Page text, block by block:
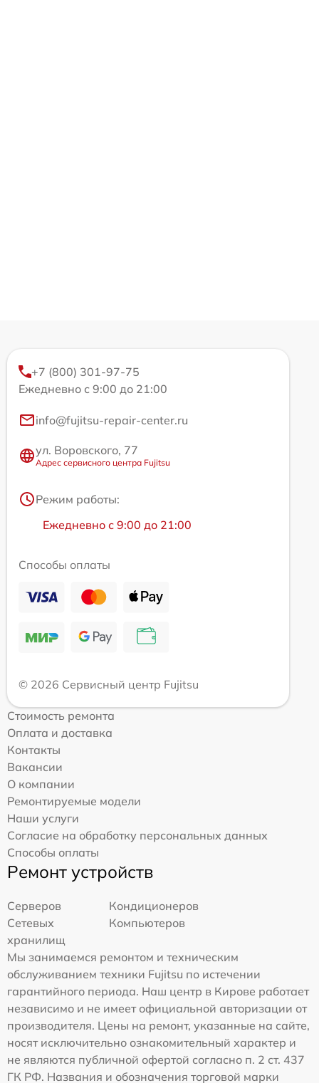
+7 (800) 301-97-75
Ежедневно с 9:00 до 21:00
info@fujitsu-repair-center.ru
ул. Воровского, 77
Адрес сервисного центра Fujitsu
Режим работы:
Ежедневно с 9:00 до 21:00
Способы оплаты
© 2026 Сервисный центр Fujitsu
Стоимость ремонта
Оплата и доставка
Контакты
Вакансии
О компании
Ремонтируемые модели
Наши услуги
Согласие на обработку персональных данных
Способы оплаты
Ремонт устройств
Серверов
Кондиционеров
Сетевых
хранилищ
Компьютеров
Мы занимаемся ремонтом и техническим
обслуживанием техники Fujitsu по истечении
гарантийного периода. Наш центр в Кирове работает
независимо и не имеет официальной авторизации от
производителя. Цены на ремонт, указанные на сайте,
носят исключительно ознакомительный характер и
не являются публичной офертой согласно п. 2 ст. 437
ГК РФ. Названия и обозначения торговой марки